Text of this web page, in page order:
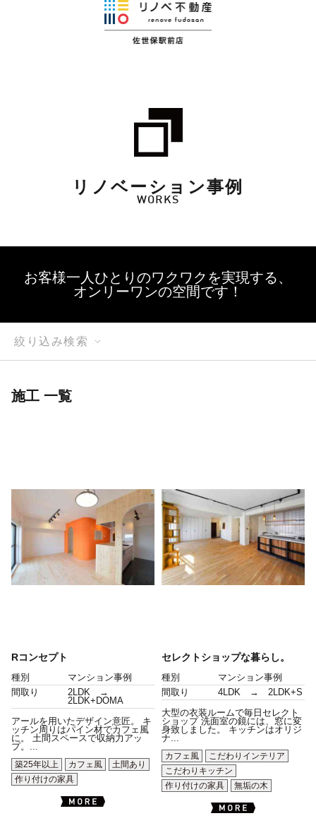
リノベーション事例
WORKS
お客様一人ひとりのワクワクを実現する、
オンリーワンの空間です！
絞り込み検索
施工 一覧
Rコンセプト
種別
マンション事例
間取り
2LDK →
2LDK+DOMA
アールを用いたデザイン意匠。 キ
ッチン周りはパイン材でカフェ風
に。 土間スペースで収納力アッ
プ。...
築25年以上
カフェ風
土間あり
作り付けの家具
セレクトショップな暮らし。
種別
マンション事例
間取り
4LDK → 2LDK+S
大型の衣装ルームで毎日セレクト
ショップ 洗面室の鏡には、窓に変
身致しました。 キッチンはオリジ
ナ...
カフェ風
こだわりインテリア
こだわりキッチン
作り付けの家具
無垢の木